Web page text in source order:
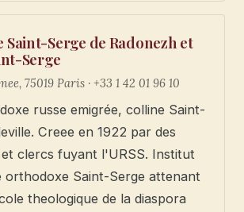
Saint-Serge de Radonezh et
Serge
75019 Paris · +33 1 42 01 96 10
russe emigrée, colline Saint-
Creee en 1922 par des
clercs fuyant l'URSS. Institut
orthodoxe Saint-Serge attenant
theologique de la diaspora